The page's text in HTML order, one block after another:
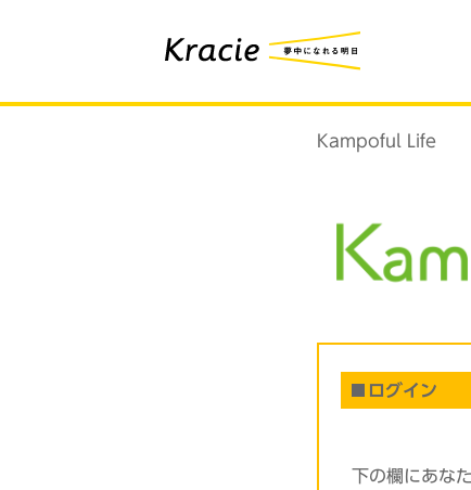
Kampoful Life
ログイン
下の欄にあな